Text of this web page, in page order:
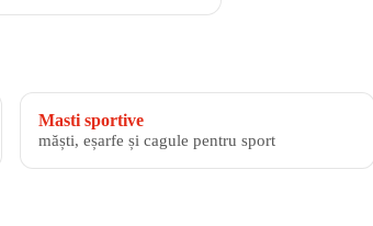
Masti sportive
măști, eșarfe și cagule pentru sport